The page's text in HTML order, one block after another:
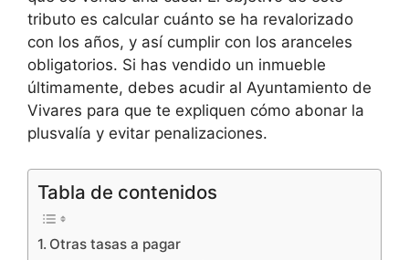
tributo es calcular cuánto se ha revalorizado
con los años, y así cumplir con los aranceles
obligatorios. Si has vendido un inmueble
últimamente, debes acudir al Ayuntamiento de
Vivares para que te expliquen cómo abonar la
plusvalía y evitar penalizaciones.
Tabla de contenidos
Otras tasas a pagar